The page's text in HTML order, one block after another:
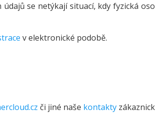
se netýkají situací, kdy fyzická
v elektronické podobě.
či jiné naše kontakty